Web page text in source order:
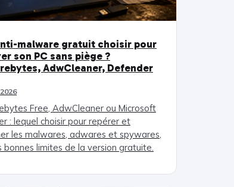
malware gratuit choisir pour
son PC sans piège ?
AdwCleaner, Defender
Free, AdwCleaner ou Microsoft
: lequel choisir pour repérer et
les malwares, adwares et spywares,
bonnes limites de la version gratuite.